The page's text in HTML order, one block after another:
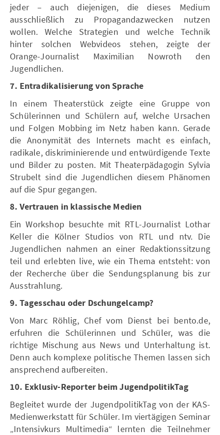
jeder – auch diejenigen, die dieses Medium
ausschließlich zu Propagandazwecken nutzen
wollen. Welche Strategien und welche Technik
hinter solchen Webvideos stehen, zeigte der
Orange-Journalist Maximilian Nowroth den
Jugendlichen.
7. Entradikalisierung von Sprache
In einem Theaterstück zeigte eine Gruppe von
Schülerinnen und Schülern auf, welche Ursachen
und Folgen Mobbing im Netz haben kann. Gerade
die Anonymität des Internets macht es einfach,
radikale, diskriminierende und entwürdigende Texte
und Bilder zu posten. Mit Theaterpädagogin Sylvia
Strubelt sind die Jugendlichen diesem Phänomen
auf die Spur gegangen.
8. Vertrauen in klassische Medien
Ein Workshop besuchte mit RTL-Journalist Lothar
Keller die Kölner Studios von RTL und ntv. Die
Jugendlichen nahmen an einer Redaktionssitzung
teil und erlebten live, wie ein Thema entsteht: von
der Recherche über die Sendungsplanung bis zur
Ausstrahlung.
9. Tagesschau oder Dschungelcamp?
Von Marc Röhlig, Chef vom Dienst bei bento.de,
erfuhren die Schülerinnen und Schüler, was die
richtige Mischung aus News und Unterhaltung ist.
Denn auch komplexe politische Themen lassen sich
ansprechend aufbereiten.
10. Exklusiv-Reporter beim JugendpolitikTag
Begleitet wurde der JugendpolitikTag von der KAS-
Medienwerkstatt für Schüler. Im viertägigen Seminar
„Intensivkurs Multimedia“ lernten die Teilnehmer